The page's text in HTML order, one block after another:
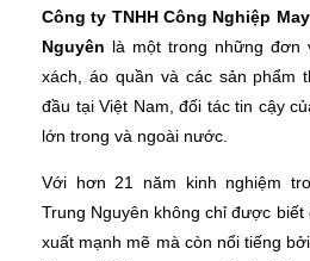
Công ty TNHH Công Nghiệp
Nguyên là một trong những đơn
xách, áo quần và các sản phẩm
đầu tại Việt Nam, đối tác tin cậy
lớn trong và ngoài nước.
Với hơn 21 năm kinh nghiệm
Trung Nguyên không chỉ được
xuất mạnh mẽ mà còn nổi tiếng